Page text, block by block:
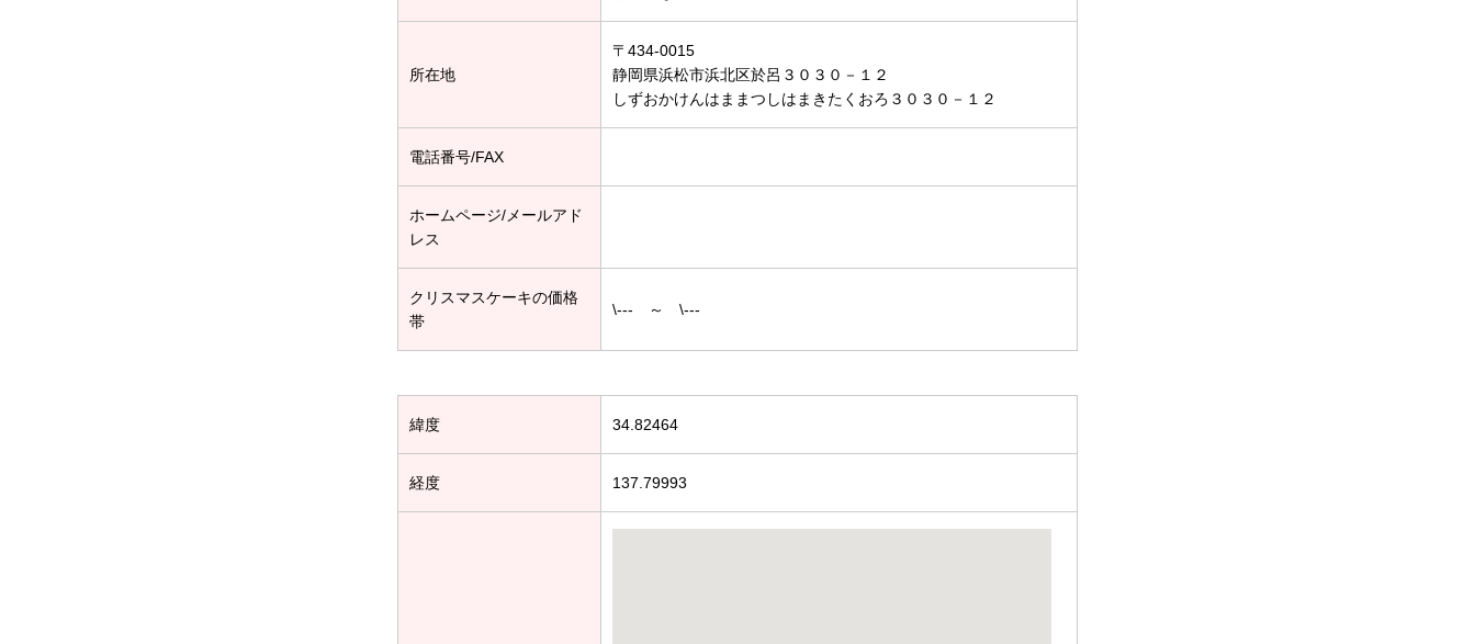
所在地
〒434-0015
静岡県浜松市浜北区於呂３０３０－１２
しずおかけんはままつしはまきたくおろ３０３０－１２
電話番号/FAX
ホームページ/メールアド
レス
クリスマスケーキの価格
帯
\--- ～ \---
緯度 34.82464
経度 137.79993